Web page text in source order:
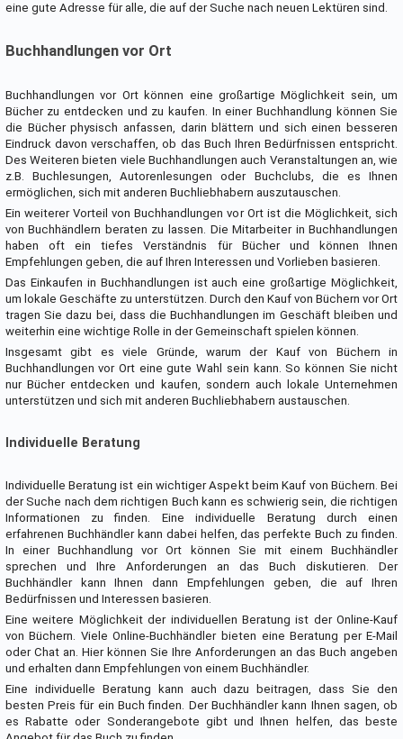
eine gute Adresse für alle, die auf der Suche nach neuen Lektüren sind.
Buchhandlungen vor Ort
Buchhandlungen vor Ort können eine großartige Möglichkeit sein, um
Bücher zu entdecken und zu kaufen. In einer Buchhandlung können Sie
die Bücher physisch anfassen, darin blättern und sich einen besseren
Eindruck davon verschaffen, ob das Buch Ihren Bedürfnissen entspricht.
Des Weiteren bieten viele Buchhandlungen auch Veranstaltungen an, wie
z.B. Buchlesungen, Autorenlesungen oder Buchclubs, die es Ihnen
ermöglichen, sich mit anderen Buchliebhabern auszutauschen.
Ein weiterer Vorteil von Buchhandlungen vor Ort ist die Möglichkeit, sich
von Buchhändlern beraten zu lassen. Die Mitarbeiter in Buchhandlungen
haben oft ein tiefes Verständnis für Bücher und können Ihnen
Empfehlungen geben, die auf Ihren Interessen und Vorlieben basieren.
Das Einkaufen in Buchhandlungen ist auch eine großartige Möglichkeit,
um lokale Geschäfte zu unterstützen. Durch den Kauf von Büchern vor Ort
tragen Sie dazu bei, dass die Buchhandlungen im Geschäft bleiben und
weiterhin eine wichtige Rolle in der Gemeinschaft spielen können.
Insgesamt gibt es viele Gründe, warum der Kauf von Büchern in
Buchhandlungen vor Ort eine gute Wahl sein kann. So können Sie nicht
nur Bücher entdecken und kaufen, sondern auch lokale Unternehmen
unterstützen und sich mit anderen Buchliebhabern austauschen.
Individuelle Beratung
Individuelle Beratung ist ein wichtiger Aspekt beim Kauf von Büchern. Bei
der Suche nach dem richtigen Buch kann es schwierig sein, die richtigen
Informationen zu finden. Eine individuelle Beratung durch einen
erfahrenen Buchhändler kann dabei helfen, das perfekte Buch zu finden.
In einer Buchhandlung vor Ort können Sie mit einem Buchhändler
sprechen und Ihre Anforderungen an das Buch diskutieren. Der
Buchhändler kann Ihnen dann Empfehlungen geben, die auf Ihren
Bedürfnissen und Interessen basieren.
Eine weitere Möglichkeit der individuellen Beratung ist der Online-Kauf
von Büchern. Viele Online-Buchhändler bieten eine Beratung per E-Mail
oder Chat an. Hier können Sie Ihre Anforderungen an das Buch angeben
und erhalten dann Empfehlungen von einem Buchhändler.
Eine individuelle Beratung kann auch dazu beitragen, dass Sie den
besten Preis für ein Buch finden. Der Buchhändler kann Ihnen sagen, ob
es Rabatte oder Sonderangebote gibt und Ihnen helfen, das beste